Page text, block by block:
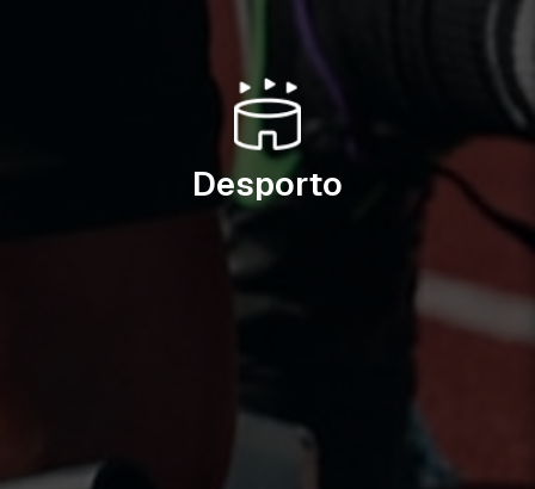
Desporto